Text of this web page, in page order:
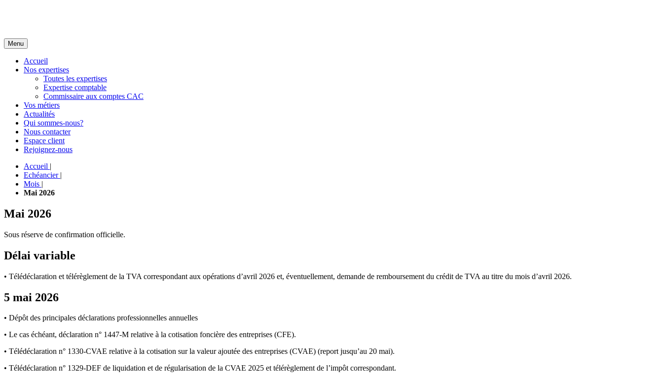
Menu
Accueil
Nos expertises
Toutes les expertises
Expertise comptable
Commissaire aux comptes CAC
Vos métiers
Actualités
Qui sommes-nous?
Nous contacter
Espace client
Rejoignez-nous
Accueil |
Echéancier |
Mois |
Mai 2026
Mai 2026
Sous réserve de confirmation officielle.
Délai variable
• Télédéclaration et télérèglement de la TVA correspondant aux opérations d’avril 2026 et, éventuellement, demande de remboursement du crédit de TVA au titre du mois d’avril 2026.
5 mai 2026
• Dépôt des principales déclarations professionnelles annuelles
• Le cas échéant, déclaration n° 1447-M relative à la cotisation foncière des entreprises (CFE).
• Télédéclaration n° 1330-CVAE relative à la cotisation sur la valeur ajoutée des entreprises (CVAE) (report jusqu’au 20 mai).
• Télédéclaration n° 1329-DEF de liquidation et de régularisation de la CVAE 2025 et télérèglement de l’impôt correspondant.